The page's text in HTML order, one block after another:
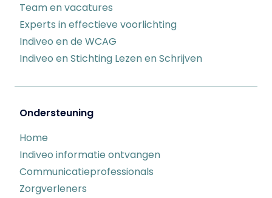
Team en vacatures
Experts in effectieve voorlichting
Indiveo en de WCAG
Indiveo en Stichting Lezen en Schrijven
Ondersteuning
Home
Indiveo informatie ontvangen
Communicatieprofessionals
Zorgverleners